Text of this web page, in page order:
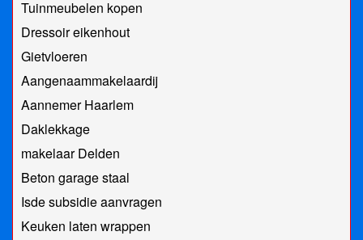
Tuinmeubelen kopen
Dressoir eikenhout
Gietvloeren
Aangenaammakelaardij
Aannemer Haarlem
Daklekkage
makelaar Delden
Beton garage staal
Isde subsidie aanvragen
Keuken laten wrappen